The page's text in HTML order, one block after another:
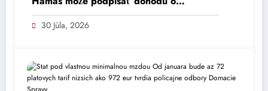
odzbrojení – Svet – Správy
30 Júla, 2026